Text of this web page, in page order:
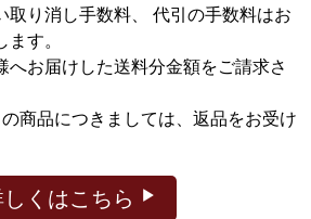
取り消し手数料、 代引の手数料はお
す。
へお届けした送料分金額をご請求さ
商品につきましては、返品をお受け
くはこちら